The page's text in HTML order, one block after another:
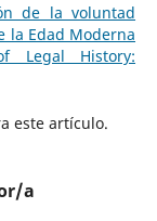
de la voluntad
la Edad Moderna
Legal History:
este artículo.
a